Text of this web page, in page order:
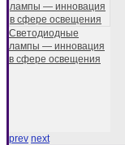
Светодиодные
лампы — инновация
в сфере освещения
prev next